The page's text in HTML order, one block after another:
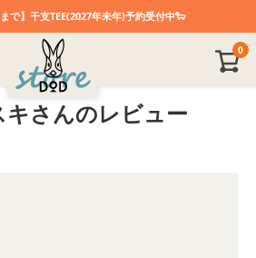
で】干支TEE(2027年未年)予約受付中🐑
0
キさんのレビュー